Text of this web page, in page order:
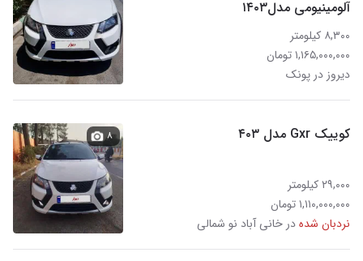
آلومینیومی مدل۱۴۰۳
۸,۳۰۰ کیلومتر
۱,۱۶۵,۰۰۰,۰۰۰ تومان
دیروز در پونک
کوییک Gxr مدل ۴۰۳
۲۹,۰۰۰ کیلومتر
۱,۱۱۰,۰۰۰,۰۰۰ تومان
نردبان شدهدر خانی آباد نو شمالی
۸